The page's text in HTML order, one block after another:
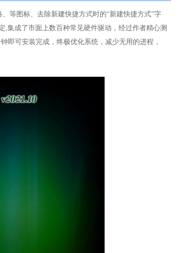
等图标、去除新建快捷方式时的“新建快捷方式”字
集成了市面上数百种常见硬件驱动，经过作者精心测
即可安装完成，终极优化系统，减少无用的进程，